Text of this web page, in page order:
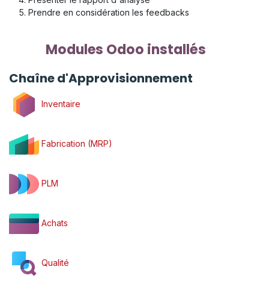
Prendre en considération les feedbacks
Modules Odoo installés
Chaîne d'Approvisionnement
Inventaire
Fabrication (MRP)
PLM
Achats
Qualité